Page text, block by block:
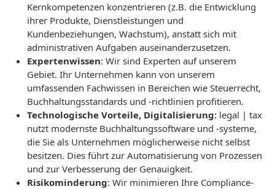
Kernkompetenzen konzentrieren (z.B. die Entwicklung
ihrer Produkte, Dienstleistungen und
Kundenbeziehungen, Wachstum), anstatt sich mit
administrativen Aufgaben auseinanderzusetzen.
Expertenwissen: Wir sind Experten auf unserem
Gebiet. Ihr Unternehmen kann von unserem
umfassenden Fachwissen in Bereichen wie Steuerrecht,
Buchhaltungsstandards und -richtlinien profitieren.
Technologische Vorteile, Digitalisierung: legal | tax
nutzt modernste Buchhaltungssoftware und -systeme,
die Sie als Unternehmen möglicherweise nicht selbst
besitzen. Dies führt zur Automatisierung von Prozessen
und zur Verbesserung der Genauigkeit.
Risikominderung: Wir minimieren Ihre Compliance-